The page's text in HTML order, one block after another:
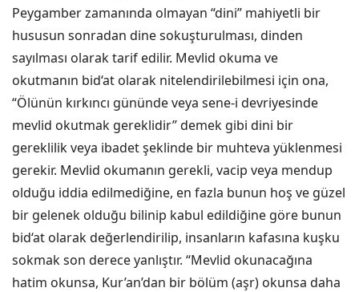
Peygamber zamanında olmayan “dini” mahiyetli bir
hususun sonradan dine sokuşturulması, dinden
sayılması olarak tarif edilir. Mevlid okuma ve
okutmanın bid‘at olarak nitelendirilebilmesi için ona,
“Ölünün kırkıncı gününde veya sene-i devriyesinde
mevlid okutmak gereklidir” demek gibi dini bir
gereklilik veya ibadet şeklinde bir muhteva yüklenmesi
gerekir. Mevlid okumanın gerekli, vacip veya mendup
olduğu iddia edilmediğine, en fazla bunun hoş ve güzel
bir gelenek olduğu bilinip kabul edildiğine göre bunun
bid‘at olarak değerlendirilip, insanların kafasına kuşku
sokmak son derece yanlıştır. “Mevlid okunacağına
hatim okunsa, Kur’an’dan bir bölüm (aşr) okunsa daha